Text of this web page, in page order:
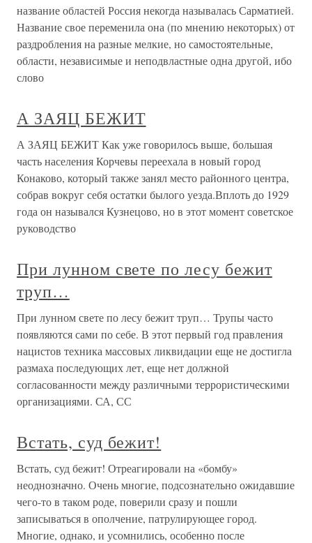
название областей Россия некогда называлась Сарматией.
Название свое переменила она (по мнению некоторых) от
раздробления на разные мелкие, но самостоятельные,
области, независимые и неподвластные одна другой, ибо
слово
А ЗАЯЦ БЕЖИТ
А ЗАЯЦ БЕЖИТ Как уже говорилось выше, большая
часть населения Корчевы переехала в новый город
Конаково, который также занял место районного центра,
собрав вокруг себя остатки былого уезда.Вплоть до 1929
года он назывался Кузнецово, но в этот момент советское
руководство
При лунном свете по лесу бежит
труп…
При лунном свете по лесу бежит труп… Трупы часто
появляются сами по себе. В этот первый год правления
нацистов техника массовых ликвидации еще не достигла
размаха последующих лет, еще нет должной
согласованности между различными террористическими
организациями. СА, СС
Встать, суд бежит!
Встать, суд бежит! Отреагировали на «бомбу»
неоднозначно. Очень многие, подсознательно ожидавшие
чего-то в таком роде, поверили сразу и пошли
записываться в ополчение, патрулирующее город.
Многие, однако, и усомнились, особенно после